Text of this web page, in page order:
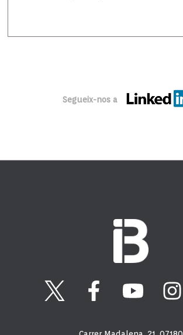
Segueix-nos a